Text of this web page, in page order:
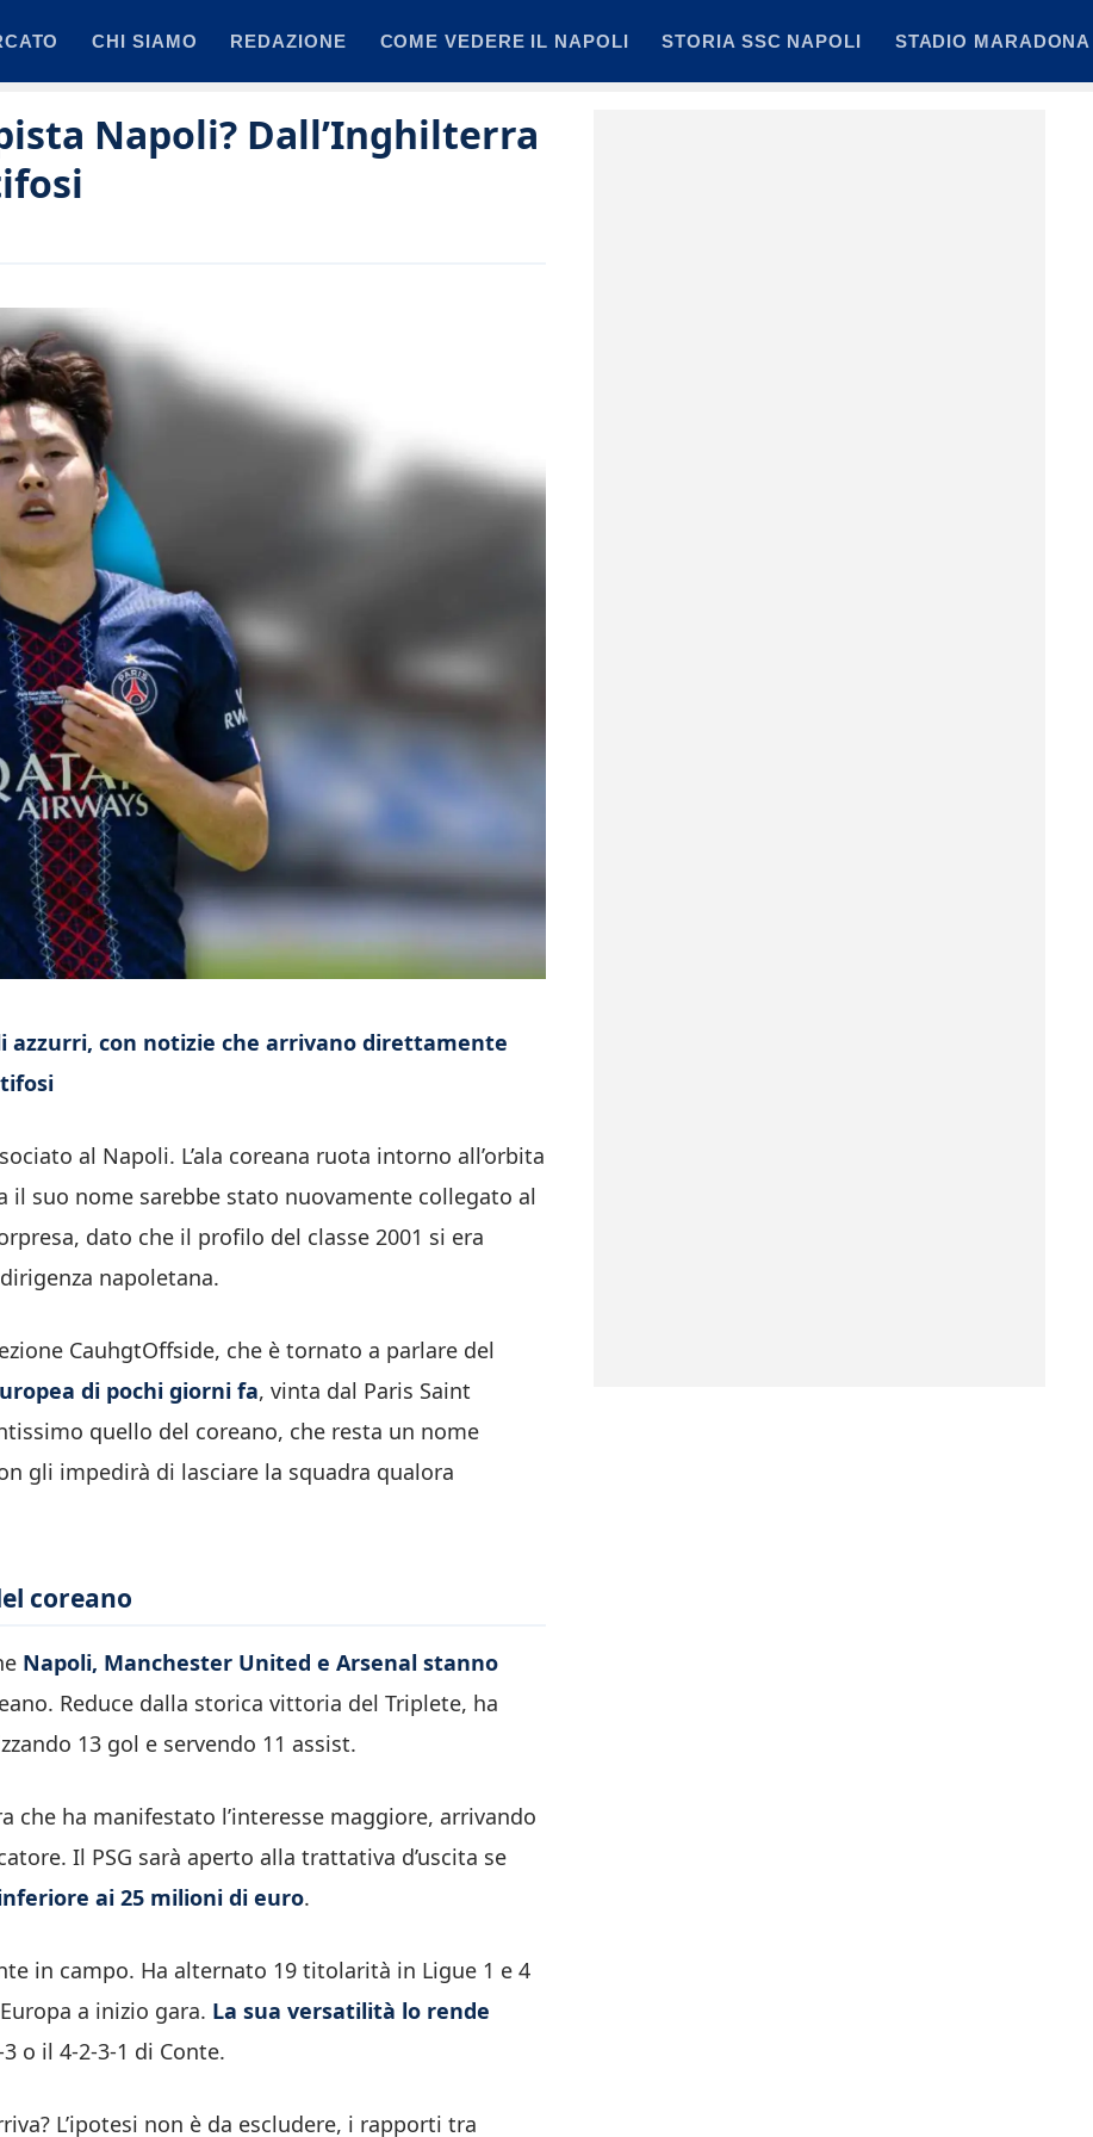
CHI SIAMO REDAZIONE COME VEDERE IL NAPOLI STORIA SSC NAPOLI STADIO MARADONA
Napoli? Dall’Inghilterra
azzurri, con notizie che arrivano direttamente
al Napoli. L’ala coreana ruota intorno all’orbita
il suo nome sarebbe stato nuovamente collegato al
dato che il profilo del classe 2001 si era
napoletana.
CauhgtOffside, che è tornato a parlare del
di pochi giorni fa, vinta dal Paris Saint
quello del coreano, che resta un nome
gli impedirà di lasciare la squadra qualora
coreano
Napoli, Manchester United e Arsenal stanno
Reduce dalla storica vittoria del Triplete, ha
13 gol e servendo 11 assist.
che ha manifestato l’interesse maggiore, arrivando
Il PSG sarà aperto alla trattativa d’uscita se
ai 25 milioni di euro.
in campo. Ha alternato 19 titolarità in Ligue 1 e 4
a inizio gara. La sua versatilità lo rende
o il 4-2-3-1 di Conte.
L’ipotesi non è da escludere, i rapporti tra